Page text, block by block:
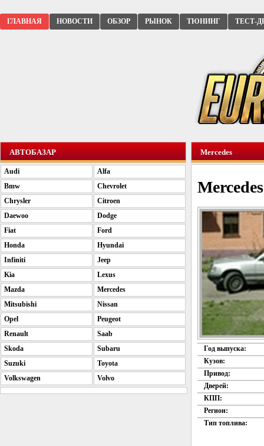
ГЛАВНАЯ НОВОСТИ ОБЗОР РЫНОК ТЮНИНГ ТЕСТ-
Mercedes
Год выпуска:
Кузов:
Привод:
Дверей:
КПП:
Регион:
Тип топлива:
АВТОБАЗАР
Audi
Alfa
Bmw
Chevrolet
Chrysler
Citroen
Daewoo
Dodge
Fiat
Ford
Honda
Hyundai
Infiniti
Jeep
Kia
Lexus
Mazda
Mercedes
Mitsubishi
Nissan
Opel
Peugeot
Renault
Saab
Skoda
Subaru
Suzuki
Toyota
Volkswagen
Volvo